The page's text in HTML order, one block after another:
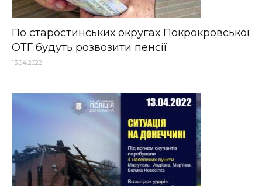
По старостинських округах Покрокровської
ОТГ будуть розвозити пенсії
13.04.2022